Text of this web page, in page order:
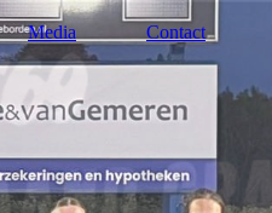
Media Contact